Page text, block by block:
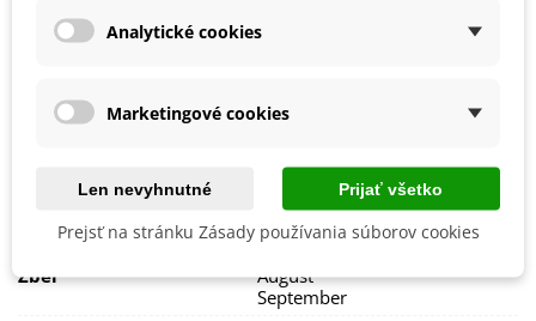
V prípade mrazov odporúčame
zakryť hľuzy netkanou
textíliou.
Stanovisko
Výsev/výsadba
Apríl
Máj
Kiepenkerl
Odroda Sadby
Jarná
Odroda
Nehybridná
Zber
August
September
Analytické cookies
Marketingové cookies
Len nevyhnutné Prijať všetko
Prejsť na stránku Zásady používania súborov cookies